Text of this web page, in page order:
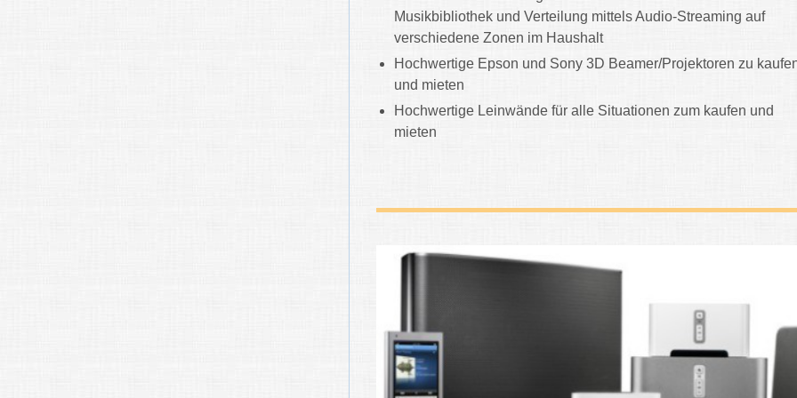
Musikbibliothek und Verteilung mittels Audio-Streaming auf
verschiedene Zonen im Haushalt
Hochwertige Epson und Sony 3D Beamer/Projektoren zu
und mieten
Hochwertige Leinwände für alle Situationen zum kaufen und
mieten